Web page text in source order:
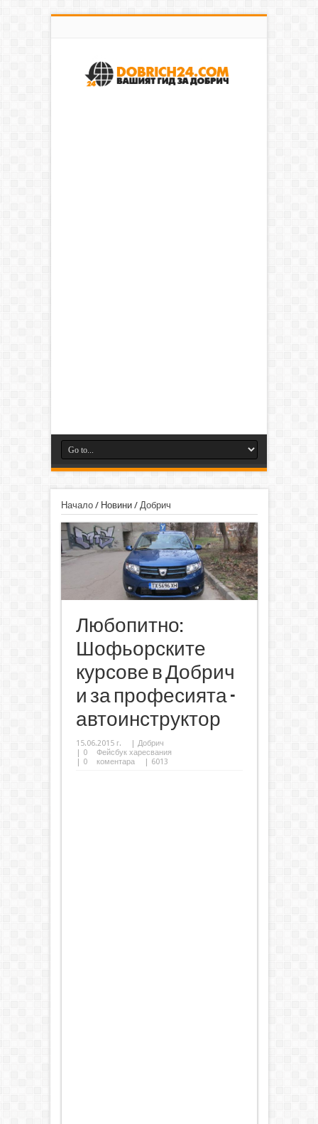
Начало/ Новини/ Добрич
Любопитно:
Шофьорските
курсове в Добрич
и за професията -
автоинструктор
15.06.2015 г. | Добрич
| 0
Фейсбук харесвания
| 0 коментара | 6013